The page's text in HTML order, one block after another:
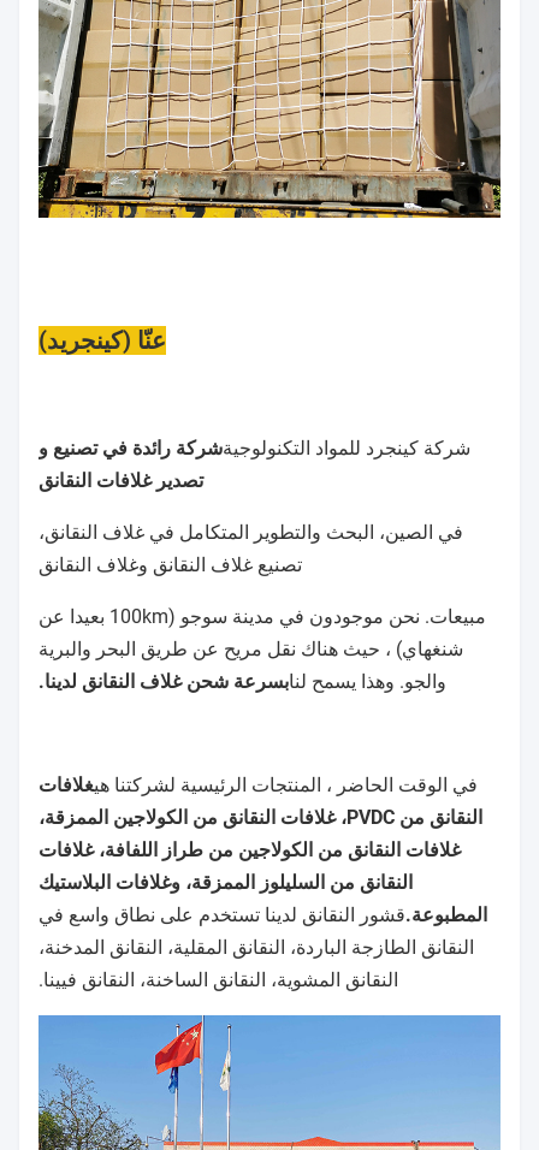
عنّا (كينجريد)
شركة كينجرد للمواد التكنولوجيةشركة رائدة في تصنيع و
تصدير غلافات النقانق
في الصين، البحث والتطوير المتكامل في غلاف النقانق،
تصنيع غلاف النقانق وغلاف النقانق
مبيعات. نحن موجودون في مدينة سوجو (100km بعيدا عن
شنغهاي) ، حيث هناك نقل مريح عن طريق البحر والبرية
والجو. وهذا يسمح لنابسرعة شحن غلاف النقانق لدينا.
في الوقت الحاضر ، المنتجات الرئيسية لشركتنا هيغلافات
النقانق من PVDC، غلافات النقانق من الكولاجين الممزقة،
غلافات النقانق من الكولاجين من طراز اللفافة، غلافات
النقانق من السليلوز الممزقة، وغلافات البلاستيك
المطبوعة.قشور النقانق لدينا تستخدم على نطاق واسع في
النقانق الطازجة الباردة، النقانق المقلية، النقانق المدخنة،
النقانق المشوية، النقانق الساخنة، النقانق فيينا.